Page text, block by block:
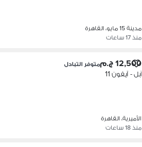
مدينة 15 مايو، القاهرة
منذ 17 ساعات
12,500 ج.م متوفر التبادل
آبل - آيفون 11
الأميرية، القاهرة
منذ 18 ساعات